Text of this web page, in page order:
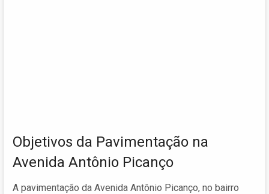
Objetivos da Pavimentação na
Avenida Antônio Picanço
A pavimentação da Avenida Antônio Picanço, no bairro